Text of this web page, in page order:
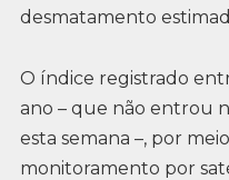
desmatamento
O índice registrado
ano – que não entrou
esta semana –, por
monitoramento por